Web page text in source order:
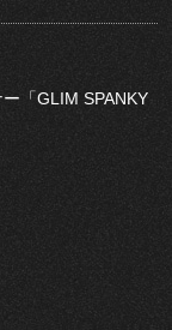
「GLIM SPANKY